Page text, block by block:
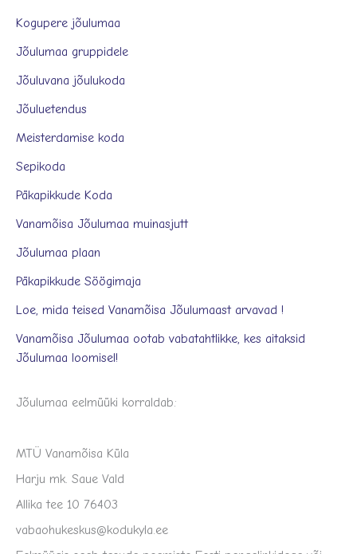
Kogupere jõulumaa
Jõulumaa gruppidele
Jõuluvana jõulukoda
Jõuluetendus
Meisterdamise koda
Sepikoda
Päkapikkude Koda
Vanamõisa Jõulumaa muinasjutt
Jõulumaa plaan
Päkapikkude Söögimaja
Loe, mida teised Vanamõisa Jõulumaast arvavad !
Vanamõisa Jõulumaa ootab vabatahtlikke, kes aitaksid
Jõulumaa loomisel!
Jõulumaa eelmüüki korraldab:
MTÜ Vanamõisa Küla
Harju mk. Saue Vald
Allika tee 10 76403
vabaohukeskus@kodukyla.ee